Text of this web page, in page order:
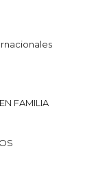
FAMILIA